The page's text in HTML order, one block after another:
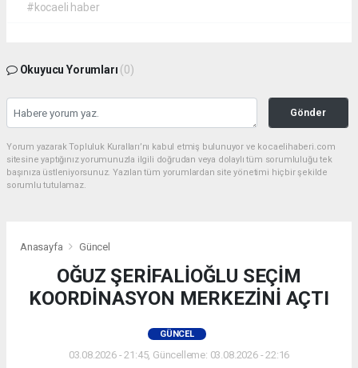
#kocaeli haber
Okuyucu Yorumları (0)
Gönder
Yorum yazarak Topluluk Kuralları’nı kabul etmiş bulunuyor ve kocaelihaberi.com
sitesine yaptığınız yorumunuzla ilgili doğrudan veya dolaylı tüm sorumluluğu tek
başınıza üstleniyorsunuz. Yazılan tüm yorumlardan site yönetimi hiçbir şekilde
sorumlu tutulamaz.
Anasayfa Güncel
OĞUZ ŞERİFALİOĞLU SEÇİM
KOORDİNASYON MERKEZİNİ AÇTI
GÜNCEL
03.08.2026 - 21:45, Güncelleme: 03.08.2026 - 22:16